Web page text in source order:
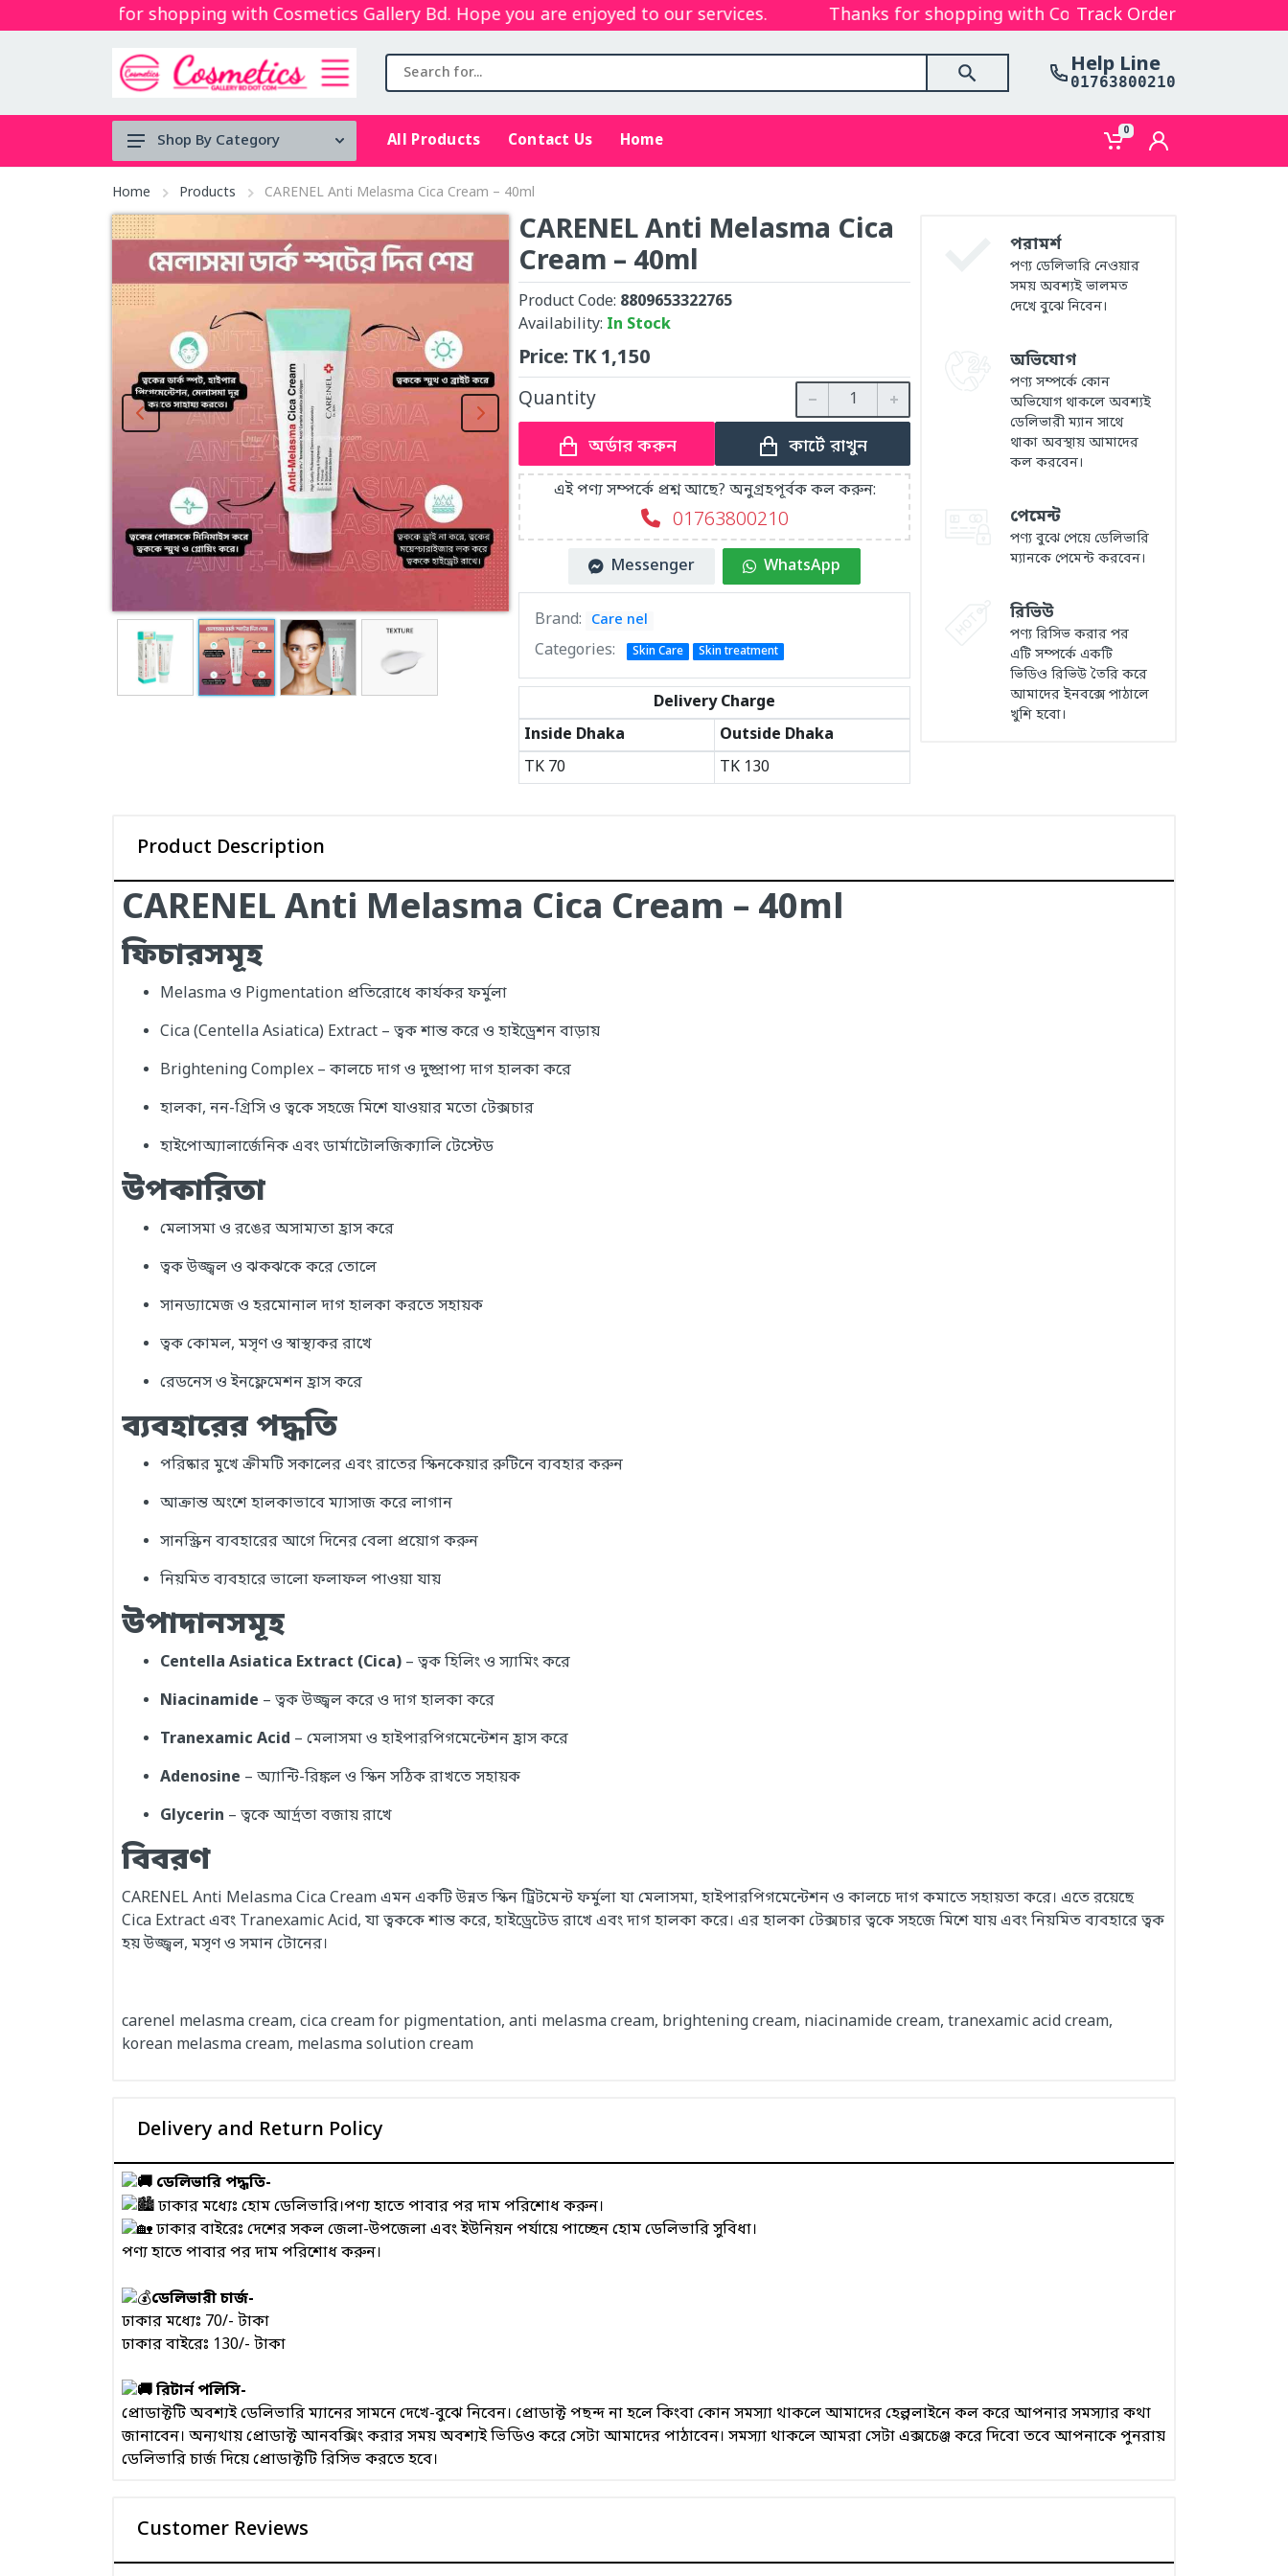
Thanks for shopping with Cosmetics Gallery Bd. Hope you are enjoyed to our services. Thanks for shopping with Cosmetics Gallery Bd. Hope
Track Order
Help Line
01763800210
Face serum
BRUSH
Micellar
Mouth Spray
stock clearance
Lip & Cheek Mud
Essence Cream
Mud mask
View All Categories
Shop By Category All Products Contact Us Home
0
Home Products CARENEL Anti Melasma Cica Cream – 40ml
CARENEL Anti Melasma Cica
Cream – 40ml
Product Code: 8809653322765
Availability: In Stock
Price:TK1,150
Quantity
অর্ডার করুন কার্টে রাখুন
এই পণ্য সম্পর্কে প্রশ্ন আছে? অনুগ্রহপূর্বক কল করুন:
01763800210
Messenger WhatsApp
Brand: Care nel
Categories: Skin Care Skin treatment
Delivery Charge
Inside Dhaka
Outside Dhaka
TK 70 TK 130
পরামর্শ
পণ্য ডেলিভারি নেওয়ার
সময় অবশ্যই ভালমত
দেখে বুঝে নিবেন।
অভিযোগ
পণ্য সম্পর্কে কোন
অভিযোগ থাকলে অবশ্যই
ডেলিভারী ম্যান সাথে
থাকা অবস্থায় আমাদের
কল করবেন।
পেমেন্ট
পণ্য বুঝে পেয়ে ডেলিভারি
ম্যানকে পেমেন্ট করবেন।
রিভিউ
পণ্য রিসিভ করার পর
এটি সম্পর্কে একটি
ভিডিও রিভিউ তৈরি করে
আমাদের ইনবক্সে পাঠালে
খুশি হবো।
Product Description
CARENEL Anti Melasma Cica Cream – 40ml
ফিচারসমূহ
Melasma ও Pigmentation প্রতিরোধে কার্যকর ফর্মুলা
Cica (Centella Asiatica) Extract – ত্বক শান্ত করে ও হাইড্রেশন বাড়ায়
Brightening Complex – কালচে দাগ ও দুষ্প্রাপ্য দাগ হালকা করে
হালকা, নন-গ্রিসি ও ত্বকে সহজে মিশে যাওয়ার মতো টেক্সচার
হাইপোঅ্যালার্জেনিক এবং ডার্মাটোলজিক্যালি টেস্টেড
উপকারিতা
মেলাসমা ও রঙের অসাম্যতা হ্রাস করে
ত্বক উজ্জ্বল ও ঝকঝকে করে তোলে
সানড্যামেজ ও হরমোনাল দাগ হালকা করতে সহায়ক
ত্বক কোমল, মসৃণ ও স্বাস্থ্যকর রাখে
রেডনেস ও ইনফ্লেমেশন হ্রাস করে
ব্যবহারের পদ্ধতি
পরিষ্কার মুখে ক্রীমটি সকালের এবং রাতের স্কিনকেয়ার রুটিনে ব্যবহার করুন
আক্রান্ত অংশে হালকাভাবে ম্যাসাজ করে লাগান
সানস্ক্রিন ব্যবহারের আগে দিনের বেলা প্রয়োগ করুন
নিয়মিত ব্যবহারে ভালো ফলাফল পাওয়া যায়
উপাদানসমূহ
Centella Asiatica Extract (Cica) – ত্বক হিলিং ও স্যামিং করে
Niacinamide – ত্বক উজ্জ্বল করে ও দাগ হালকা করে
Tranexamic Acid – মেলাসমা ও হাইপারপিগমেন্টেশন হ্রাস করে
Adenosine – অ্যান্টি-রিঙ্কল ও স্কিন সঠিক রাখতে সহায়ক
Glycerin – ত্বকে আর্দ্রতা বজায় রাখে
বিবরণ
CARENEL Anti Melasma Cica Cream এমন একটি উন্নত স্কিন ট্রিটমেন্ট ফর্মুলা যা মেলাসমা, হাইপারপিগমেন্টেশন ও কালচে দাগ কমাতে সহায়তা করে। এতে রয়েছে
Cica Extract এবং Tranexamic Acid, যা ত্বককে শান্ত করে, হাইড্রেটেড রাখে এবং দাগ হালকা করে। এর হালকা টেক্সচার ত্বকে সহজে মিশে যায় এবং নিয়মিত ব্যবহারে ত্বক
হয় উজ্জ্বল, মসৃণ ও সমান টোনের।
carenel melasma cream, cica cream for pigmentation, anti melasma cream, brightening cream, niacinamide cream, tranexamic acid cream,
korean melasma cream, melasma solution cream
Delivery and Return Policy
ডেলিভারি পদ্ধতি-
ঢাকার মধ্যেঃ হোম ডেলিভারি।পণ্য হাতে পাবার পর দাম পরিশোধ করুন।
ঢাকার বাইরেঃ দেশের সকল জেলা-উপজেলা এবং ইউনিয়ন পর্যায়ে পাচ্ছেন হোম ডেলিভারি সুবিধা।
পণ্য হাতে পাবার পর দাম পরিশোধ করুন।
ডেলিভারী চার্জ-
ঢাকার মধ্যেঃ 70/- টাকা
ঢাকার বাইরেঃ 130/- টাকা
রিটার্ন পলিসি-
প্রোডাক্টটি অবশ্যই ডেলিভারি ম্যানের সামনে দেখে-বুঝে নিবেন। প্রোডাক্ট পছন্দ না হলে কিংবা কোন সমস্যা থাকলে আমাদের হেল্পলাইনে কল করে আপনার সমস্যার কথা
জানাবেন। অন্যথায় প্রোডাক্ট আনবক্সিং করার সময় অবশ্যই ভিডিও করে সেটা আমাদের পাঠাবেন। সমস্যা থাকলে আমরা সেটা এক্সচেঞ্জ করে দিবো তবে আপনাকে পুনরায়
ডেলিভারি চার্জ দিয়ে প্রোডাক্টটি রিসিভ করতে হবে।
Customer Reviews